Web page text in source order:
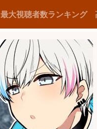
最大視聴者数ランキング